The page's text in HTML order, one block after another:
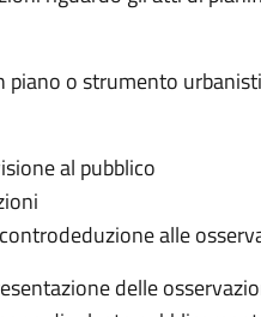
piano o strumento
al pubblico
alle
delle